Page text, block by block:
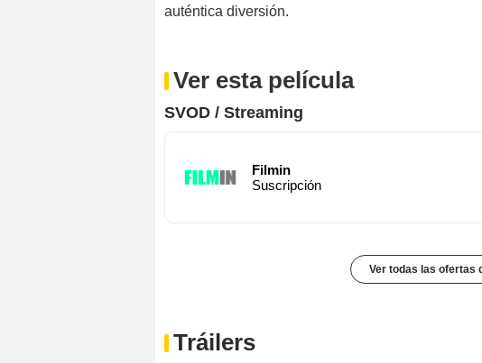
auténtica diversión.
Ver esta película
SVOD / Streaming
Filmin
Suscripción
Ver todas las ofertas
Tráilers